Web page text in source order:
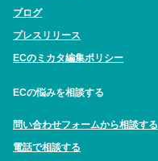
ブログ
プレスリリース
ECのミカタ編集ポリシー
ECの悩みを相談する
問い合わせフォームから相談する
電話で相談する